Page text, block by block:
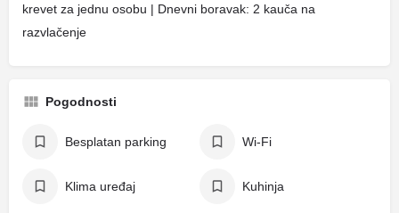
krevet za jednu osobu | Dnevni boravak: 2 kauča na
razvlačenje
Pogodnosti
Besplatan parking Wi-Fi
Klima uređaj Kuhinja